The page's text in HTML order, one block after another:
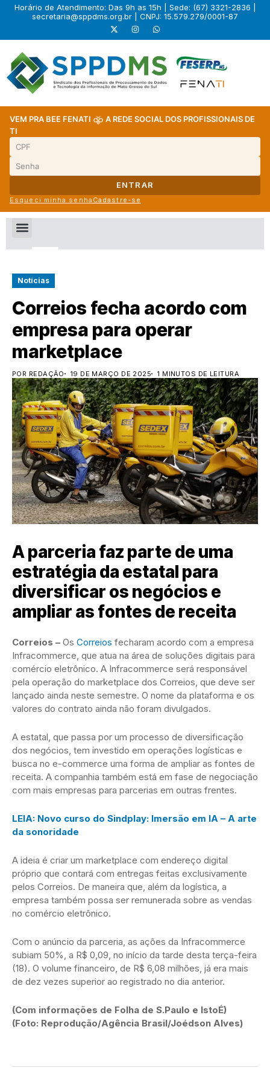
Horário de Atendimento: Das 9h as 15h | Sede: (67) 3321-2836 |
secretaria@sppdms.org.br | CNPJ: 15.579.279/0001-87
VEM PRA BEE FENATI
A REDE SOCIAL DOS PROFISSIONAIS DE
TI
ENTRAR
Esqueci minha senha Cadastre-se
Notícias
Correios fecha acordo com
empresa para operar
marketplace
POR REDAÇÃO 19 DE MARÇO DE 2025 1 MINUTOS DE LEITURA
A parceria faz parte de uma
estratégia da estatal para
diversificar os negócios e
ampliar as fontes de receita
Correios – Os Correios fecharam acordo com a empresa
Infracommerce, que atua na área de soluções digitais para
comércio eletrônico. A Infracommerce será responsável
pela operação do marketplace dos Correios, que deve ser
lançado ainda neste semestre. O nome da plataforma e os
valores do contrato ainda não foram divulgados.
A estatal, que passa por um processo de diversificação
dos negócios, tem investido em operações logísticas e
busca no e-commerce uma forma de ampliar as fontes de
receita. A companhia também está em fase de negociação
com mais empresas para parcerias em outras frentes.
LEIA: Novo curso do Sindplay: Imersão em IA – A arte
da sonoridade
A ideia é criar um marketplace com endereço digital
próprio que contará com entregas feitas exclusivamente
pelos Correios. De maneira que, além da logística, a
empresa também possa ser remunerada sobre as vendas
no comércio eletrônico.
Com o anúncio da parceria, as ações da Infracommerce
subiam 50%, a R$ 0,09, no início da tarde desta terça-feira
(18). O volume financeiro, de R$ 6,08 milhões, já era mais
de dez vezes superior ao registrado no dia anterior.
(Com informações de Folha de S.Paulo e IstoÉ)
(Foto: Reprodução/Agência Brasil/Joédson Alves)